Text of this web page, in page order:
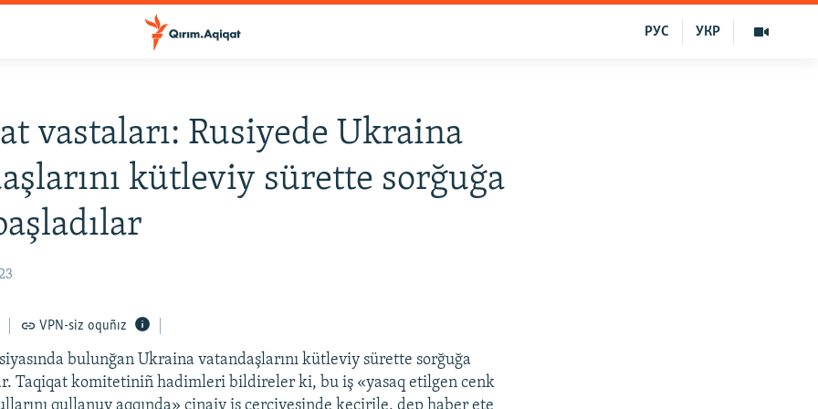
УКР
РУС
vastaları: Rusiyede Ukraina
kütleviy sürette sorğuğa
VPN-siz oquñız
bulunğan Ukraina vatandaşlarını kütleviy sürette sorğuğa
Taqiqat komitetiniñ hadimleri bildireler ki, bu iş «yasaq etilgen cenk